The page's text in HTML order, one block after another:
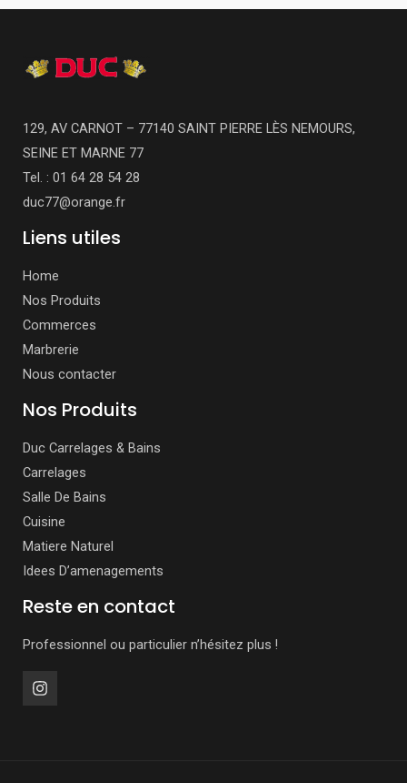
129, AV CARNOT – 77140 SAINT PIERRE LÈS NEMOURS,
SEINE ET MARNE 77
Tel. : 01 64 28 54 28
duc77@orange.fr
Liens utiles
Home
Nos Produits
Commerces
Marbrerie
Nous contacter
Nos Produits
Duc Carrelages & Bains
Carrelages
Salle De Bains
Cuisine
Matiere Naturel
Idees D’amenagements
Reste en contact
Professionnel ou particulier n’hésitez plus !